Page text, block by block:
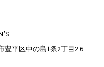
豊平区中の島1条2丁目2-6